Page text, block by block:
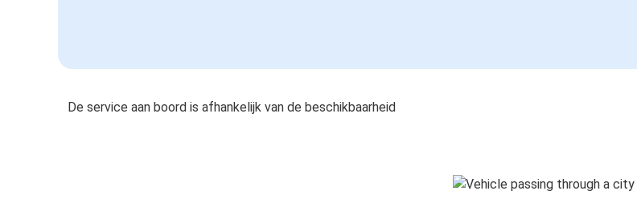
De service aan boord is afhankelijk van de beschikbaarheid